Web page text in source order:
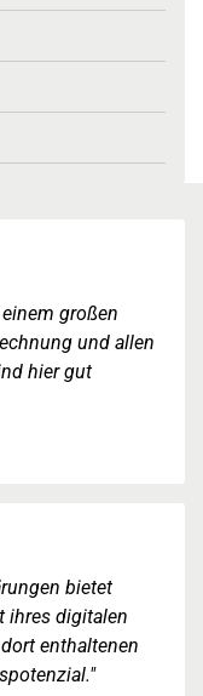
großen
und allen
hier gut
bietet
ihres digitalen
enthaltenen